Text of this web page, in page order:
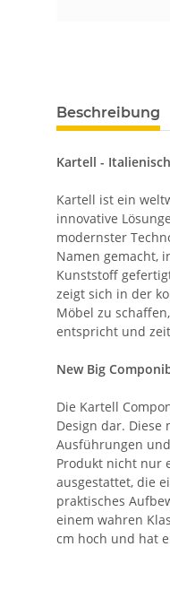
Beschreibung
Kartell -
Kartell ist ein
innovative
modernster
Namen gemacht,
Kunststoff
zeigt sich in der
Möbel zu
entspricht und
New Big
Die Kartell
Design dar.
Ausführungen
Produkt nicht nur
ausgestattet, die
praktisches
einem wahren
cm hoch und hat